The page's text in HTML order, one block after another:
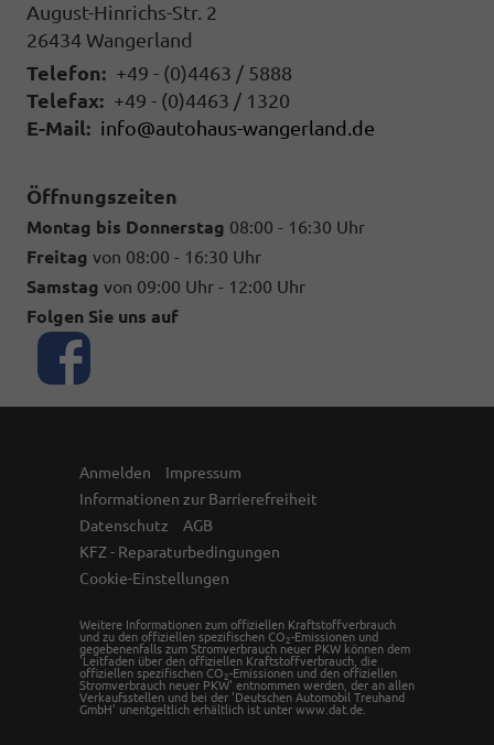
August-Hinrichs-Str. 2
26434 Wangerland
Telefon: +49 - (0)4463 / 5888
Telefax: +49 - (0)4463 / 1320
E-Mail: info@autohaus-wangerland.de
Öffnungszeiten
Montag bis Donnerstag 08:00 - 16:30 Uhr
Freitag von 08:00 - 16:30 Uhr
Samstag von 09:00 Uhr - 12:00 Uhr
Folgen Sie uns auf
Anmelden
Impressum
Informationen zur Barrierefreiheit
Datenschutz
AGB
KFZ - Reparaturbedingungen
Cookie-Einstellungen
Weitere Informationen zum offiziellen Kraftstoffverbrauch
und zu den offiziellen spezifischen CO 2-Emissionen und
gegebenenfalls zum Stromverbrauch neuer PKW können dem
'Leitfaden über den offiziellen Kraftstoffverbrauch, die
offiziellen spezifischen CO 2-Emissionen und den offiziellen
Stromverbrauch neuer PKW' entnommen werden, der an allen
Verkaufsstellen und bei der 'Deutschen Automobil Treuhand
GmbH' unentgeltlich erhältlich ist unter www.dat.de.